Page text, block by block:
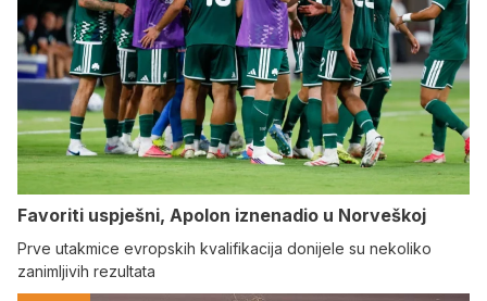
Favoriti uspješni, Apolon iznenadio u Norveškoj
Prve utakmice evropskih kvalifikacija donijele su nekoliko
zanimljivih rezultata